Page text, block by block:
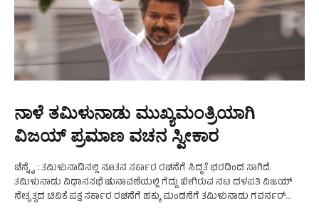
ನಾಳೆ ತಮಿಳುನಾಡು ಮುಖ್ಯಮಂತ್ರಿಯಾಗಿ
ವಿಜಯ್‌ ಪ್ರಮಾಣ ವಚನ ಸ್ವೀಕಾರ
ಚೆನ್ನೈ : ತಮಿಳುನಾಡಿನಲ್ಲಿ ನೂತನ ಸರ್ಕಾರ ರಚನೆಗೆ ಸಿದ್ಧತೆ ಭರದಿಂದ ಸಾಗಿದೆ.
ತಮಿಳುನಾಡು ವಿಧಾನಸಭೆ ಚುನಾವಣೆಯಲ್ಲಿ ಗೆದ್ದು ಬೀಗಿರುವ ನಟ ದಳಪತಿ ವಿಜಯ್​
ನೇತೃತ್ವದ ಟಿವಿಕೆ ಪಕ್ಷ ಸರ್ಕಾರ ರಚನೆಗೆ ಹಕ್ಕು ಮಂಡನೆಗೆ ತಮಿಳುನಾಡು ಗವರ್ನರ್